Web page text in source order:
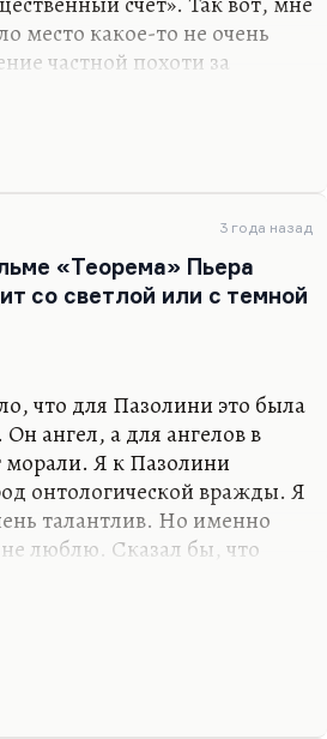
место какое-то не очень
частной похоти за
снять такую
возбудить собственную
что это довольно, как бы
Мне Пазолини нравится
или в «РоГоПаГе», но
Оно мне кажется
не честным, и то, что оно
3 года назад
«Теорема» Пьера
со светлой или с темной
что для Пазолини это была
ангел, а для ангелов в
Я к Пазолини
онтологической вражды. Я
талантлив. Но именно
не люблю. Сказал бы, что
и очень
мейнстриму
понимаю, что
его Феллини — это пошлость.
ему противоставим, хотя